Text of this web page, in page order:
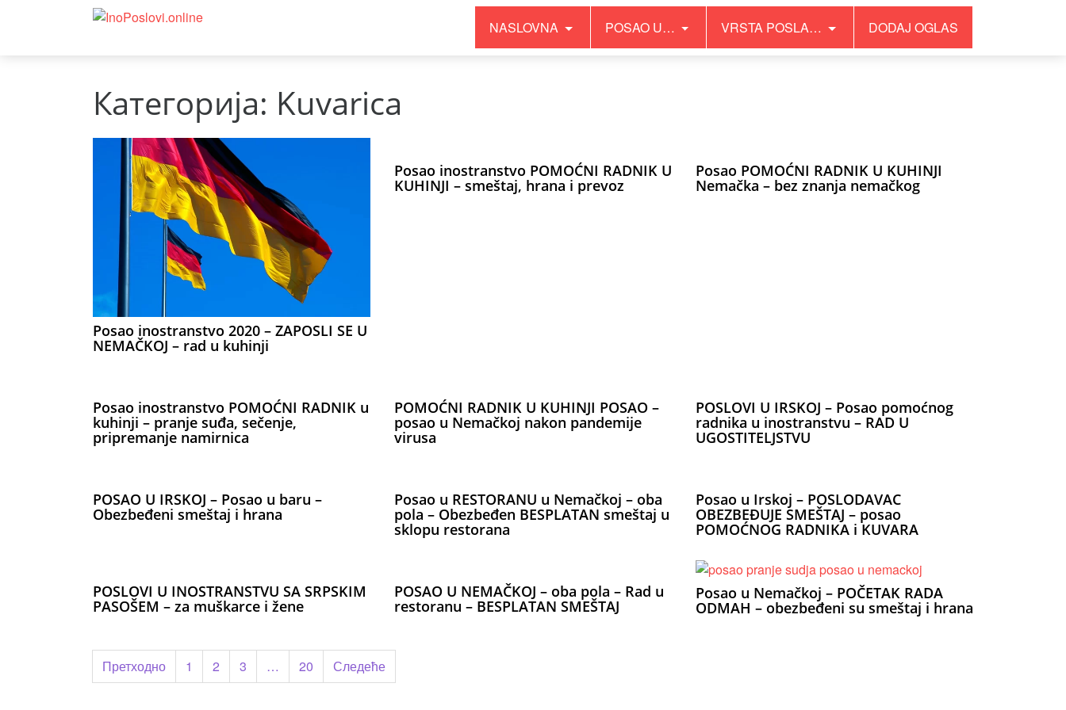
NASLOVNA POSAO U… VRSTA POSLA… DODAJ OGLAS
Категорија: Kuvarica
Posao inostranstvo 2020 – ZAPOSLI SE U
NEMAČKOJ – rad u kuhinji
Posao inostranstvo POMOĆNI RADNIK U
KUHINJI – smeštaj, hrana i prevoz
Posao POMOĆNI RADNIK U KUHINJI
Nemačka – bez znanja nemačkog
Posao inostranstvo POMOĆNI RADNIK u
kuhinji – pranje suđa, sečenje,
pripremanje namirnica
POMOĆNI RADNIK U KUHINJI POSAO –
posao u Nemačkoj nakon pandemije
virusa
POSLOVI U IRSKOJ – Posao pomoćnog
radnika u inostranstvu – RAD U
UGOSTITELJSTVU
POSAO U IRSKOJ – Posao u baru –
Obezbeđeni smeštaj i hrana
Posao u RESTORANU u Nemačkoj – oba
pola – Obezbeđen BESPLATAN smeštaj u
sklopu restorana
Posao u Irskoj – POSLODAVAC
OBEZBEĐUJE SMEŠTAJ – posao
POMOĆNOG RADNIKA i KUVARA
POSLOVI U INOSTRANSTVU SA SRPSKIM
PASOŠEM – za muškarce i žene
POSAO U NEMAČKOJ – oba pola – Rad u
restoranu – BESPLATAN SMEŠTAJ
Posao u Nemačkoj – POČETAK RADA
ODMAH – obezbeđeni su smeštaj i hrana
Пагинација
чланака
Претходно 1 2 3 … 20 Следеће